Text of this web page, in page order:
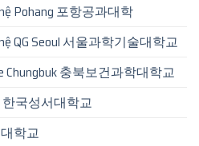
Pohang 포항공과대학
QG Seoul 서울과학기술대학교
Chungbuk 충북보건과학대학교
한국성서대학교
학교